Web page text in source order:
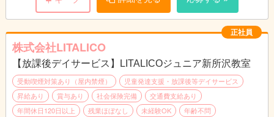
プリントやカードの他、おもちゃやタブレットを使うことも。
↓
個別支援計画の作成
お子さまひとり一人に6か月間の個別支援計画を作成していま
す。
↓
お昼|休憩・ランチタイムです。
↓
指導
正社員
株式会社LITALICO
【放課後デイサービス】LITALICOジュニア新所沢教室
受動喫煙対策あり（屋内禁煙）
児童発達支援・放課後等デイサービス
昇給あり
賞与あり 社会保険完備
交通費支給あり
年間休日120日以上
残業ほぼなし 未経験OK
年齢不問